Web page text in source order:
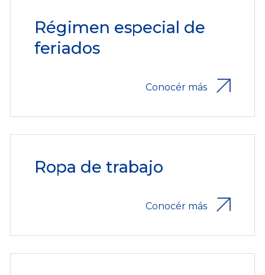
Régimen especial de
feriados
Conocér más
Ropa de trabajo
Conocér más